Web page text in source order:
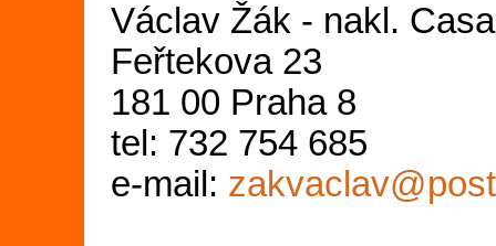
Václav Žák - nakl.
Feřtekova 23
181 00 Praha 8
tel: 732 754 685
e-mail: